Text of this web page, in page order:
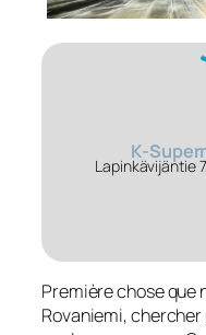
K-
Lapinkävijäntie
Première chose que
Rovaniemi,